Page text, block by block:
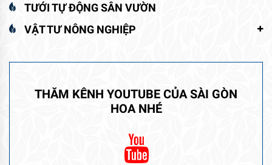
TƯỚI TỰ ĐỘNG SÂN VƯỜN
VẬT TƯ NÔNG NGHIỆP
THĂM KÊNH YOUTUBE CỦA SÀI GÒN
HOA NHÉ